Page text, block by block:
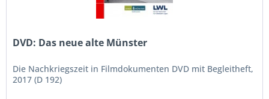
DVD: Das neue alte Münster
Die Nachkriegszeit in Filmdokumenten DVD mit Begleitheft,
2017 (D 192)